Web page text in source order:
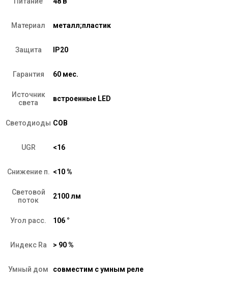
Материал металл;пластик
Защита IP20
Гарантия 60 мес.
Источник
света
встроенные LED
Светодиоды COB
UGR <16
Снижение п. <10 %
Световой
поток
2100 лм
Угол расс. 106 °
Индекс Ra > 90 %
Умный дом совместим с умным реле